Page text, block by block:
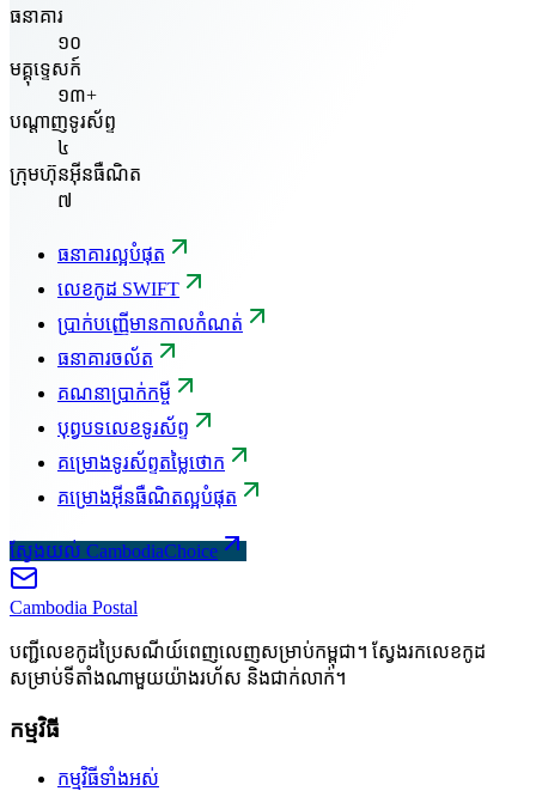
ធនាគារ
១០
មគ្គុទ្ទេសក៍
១៣+
បណ្តាញទូរស័ព្ទ
៤
ក្រុមហ៊ុនអ៊ីនធឺណិត
៧
ធនាគារល្អបំផុត
លេខកូដ SWIFT
ប្រាក់បញ្ញើមានកាលកំណត់
ធនាគារចល័ត
គណនាប្រាក់កម្ចី
បុព្វបទលេខទូរស័ព្ទ
គម្រោងទូរស័ព្ទតម្លៃថោក
គម្រោងអ៊ីនធឺណិតល្អបំផុត
ស្វែងយល់ CambodiaChoice
Cambodia Postal
បញ្ជីលេខកូដប្រៃសណីយ៍ពេញលេញសម្រាប់កម្ពុជា។ ស្វែងរកលេខកូដ
សម្រាប់ទីតាំងណាមួយយ៉ាងរហ័ស និងជាក់លាក់។
កម្មវិធី
កម្មវិធីទាំងអស់